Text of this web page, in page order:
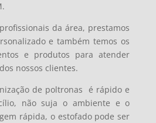
da área, prestamos
e também temos os
e produtos para atender
nossos clientes.
de poltronas é rápido e
não suja o ambiente e o
rápida, o estofado pode ser